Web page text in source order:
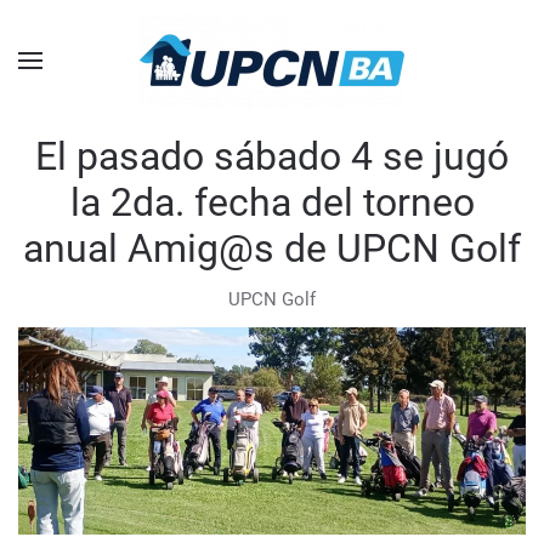
Skip to main content
El pasado sábado 4 se jugó
la 2da. fecha del torneo
anual Amig@s de UPCN Golf
UPCN Golf